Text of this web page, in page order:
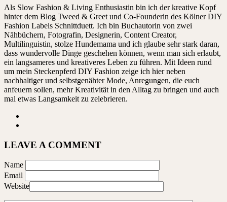
Als Slow Fashion & Living Enthusiastin bin ich der kreative Kopf
hinter dem Blog Tweed & Greet und Co-Founderin des Kölner DIY
Fashion Labels Schnittduett. Ich bin Buchautorin von zwei
Nähbüchern, Fotografin, Designerin, Content Creator,
Multilinguistin, stolze Hundemama und ich glaube sehr stark daran,
dass wundervolle Dinge geschehen können, wenn man sich erlaubt,
ein langsameres und kreativeres Leben zu führen. Mit Ideen rund
um mein Steckenpferd DIY Fashion zeige ich hier neben
nachhaltiger und selbstgenähter Mode, Anregungen, die euch
anfeuern sollen, mehr Kreativität in den Alltag zu bringen und auch
mal etwas Langsamkeit zu zelebrieren.
LEAVE A COMMENT
Name
Email
Website